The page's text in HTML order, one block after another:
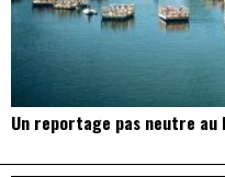
Un reportage pas neutre au